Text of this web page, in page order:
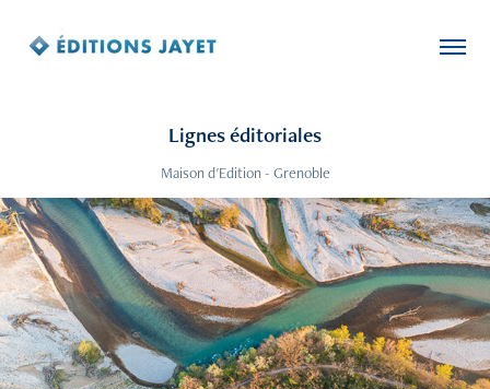
Lignes éditoriales
Maison d'Edition - Grenoble